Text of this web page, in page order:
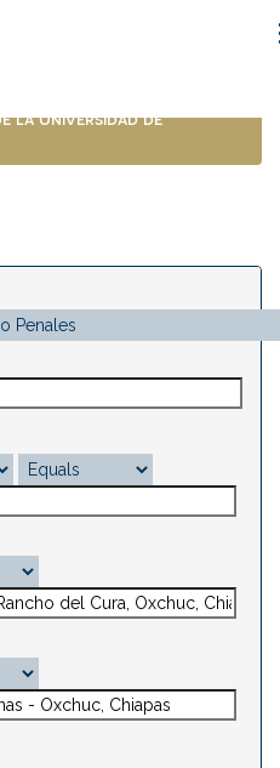
la Universidad de